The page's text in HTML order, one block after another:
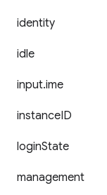
identity
idle
input.ime
instanceID
loginState
management